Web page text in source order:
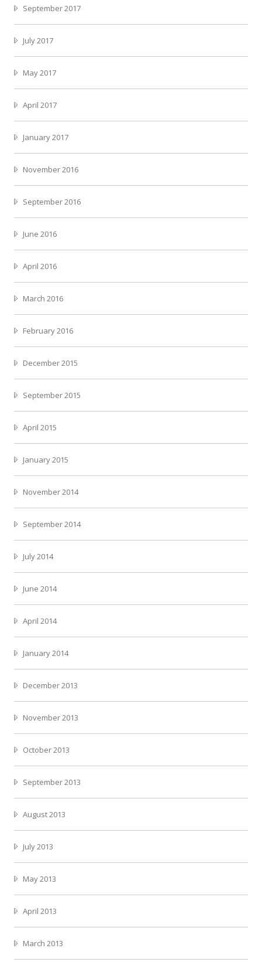
September 2017
July 2017
May 2017
April 2017
January 2017
November 2016
September 2016
June 2016
April 2016
March 2016
February 2016
December 2015
September 2015
April 2015
January 2015
November 2014
September 2014
July 2014
June 2014
April 2014
January 2014
December 2013
November 2013
October 2013
September 2013
August 2013
July 2013
May 2013
April 2013
March 2013